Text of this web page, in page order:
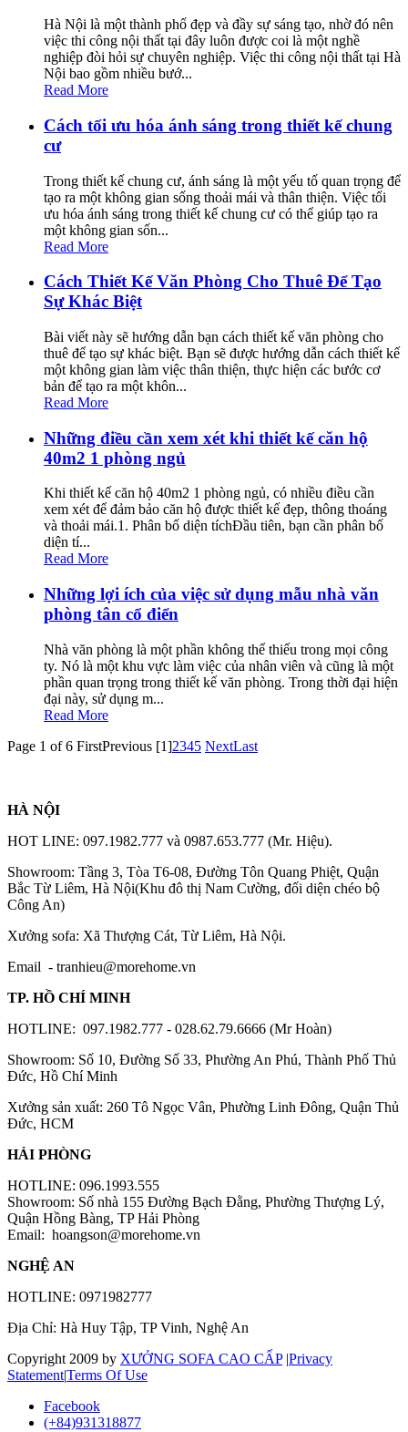
Hà Nội là một thành phố đẹp và đầy sự sáng tạo, nhờ đó nên
việc thi công nội thất tại đây luôn được coi là một nghề
nghiệp đòi hỏi sự chuyên nghiệp. Việc thi công nội thất tại Hà
Nội bao gồm nhiều bướ...
Read More
Cách tối ưu hóa ánh sáng trong thiết kế chung
cư
Trong thiết kế chung cư, ánh sáng là một yếu tố quan trọng để
tạo ra một không gian sống thoải mái và thân thiện. Việc tối
ưu hóa ánh sáng trong thiết kế chung cư có thể giúp tạo ra
một không gian sốn...
Read More
Cách Thiết Kế Văn Phòng Cho Thuê Để Tạo
Sự Khác Biệt
Bài viết này sẽ hướng dẫn bạn cách thiết kế văn phòng cho
thuê để tạo sự khác biệt. Bạn sẽ được hướng dẫn cách thiết kế
một không gian làm việc thân thiện, thực hiện các bước cơ
bản để tạo ra một khôn...
Read More
Những điều cần xem xét khi thiết kế căn hộ
40m2 1 phòng ngủ
Khi thiết kế căn hộ 40m2 1 phòng ngủ, có nhiều điều cần
xem xét để đảm bảo căn hộ được thiết kế đẹp, thông thoáng
và thoải mái.1. Phân bố diện tíchĐầu tiên, bạn cần phân bố
diện tí...
Read More
Những lợi ích của việc sử dụng mẫu nhà văn
phòng tân cổ điển
Nhà văn phòng là một phần không thể thiếu trong mọi công
ty. Nó là một khu vực làm việc của nhân viên và cũng là một
phần quan trọng trong thiết kế văn phòng. Trong thời đại hiện
đại này, sử dụng m...
Read More
Page 1 of 6 FirstPrevious [1]2345 NextLast
HÀ NỘI
HOT LINE: 097.1982.777 và 0987.653.777 (Mr. Hiệu).
Showroom: Tầng 3, Tòa T6-08, Đường Tôn Quang Phiệt, Quận
Bắc Từ Liêm, Hà Nội(Khu đô thị Nam Cường, đối diện chéo bộ
Công An)
Xưởng sofa: Xã Thượng Cát, Từ Liêm, Hà Nội.
Email - tranhieu@morehome.vn
TP. HỒ CHÍ MINH
HOTLINE: 097.1982.777 - 028.62.79.6666 (Mr Hoàn)
Showroom: Số 10, Đường Số 33, Phường An Phú, Thành Phố Thủ
Đức, Hồ Chí Minh
Xưởng sản xuất: 260 Tô Ngọc Vân, Phường Linh Đông, Quận Thủ
Đức, HCM
HẢI PHÒNG
HOTLINE: 096.1993.555
Showroom: Số nhà 155 Đường Bạch Đằng, Phường Thượng Lý,
Quận Hồng Bàng, TP Hải Phòng
Email: hoangson@morehome.vn
NGHỆ AN
HOTLINE: 0971982777
Địa Chỉ: Hà Huy Tập, TP Vinh, Nghệ An
Copyright 2009 by XƯỞNG SOFA CAO CẤP |Privacy
Statement|Terms Of Use
Facebook
(+84)931318877